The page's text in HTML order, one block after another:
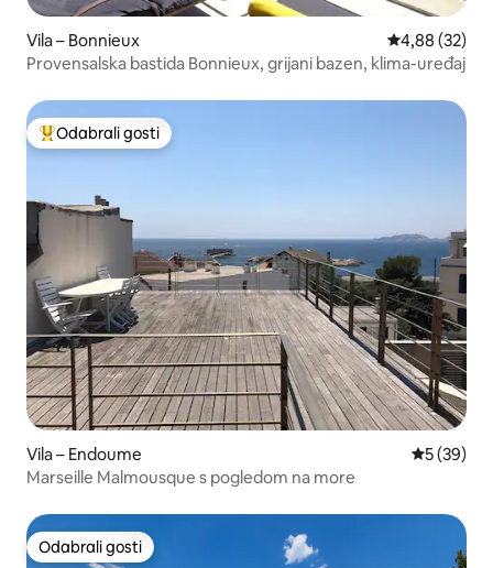
Vila – Bonnieux Prosječna
4,88 (32)
Provensalska bastida Bonnieux, grijani bazen, klima-uređaj
Među najviše rangiranima s oznakom „Odabrali gosti”
Odabrali gosti
Vila – Endoume Prosječna
5 (39)
Marseille Malmousque s pogledom na more
Odabrali gosti
Odabrali gosti